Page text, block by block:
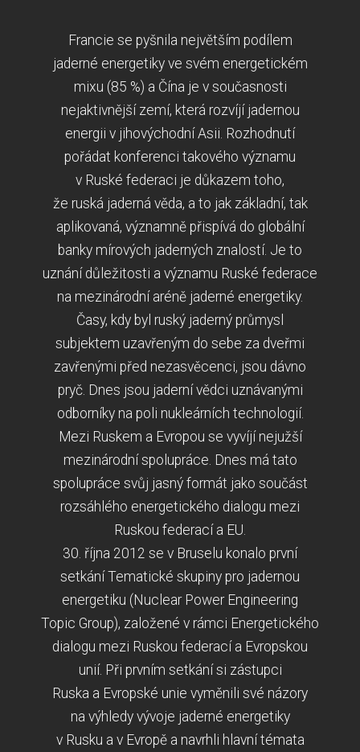
Francie se pyšnila největším podílem
jaderné energetiky ve svém energetickém
mixu (85 %) a Čína je v současnosti
nejaktivnější zemí, která rozvíjí jadernou
energii v jihovýchodní Asii. Rozhodnutí
pořádat konferenci takového významu
v Ruské federaci je důkazem toho,
že ruská jaderná věda, a to jak základní, tak
aplikovaná, významně přispívá do globální
banky mírových jaderných znalostí. Je to
uznání důležitosti a významu Ruské federace
na mezinárodní aréně jaderné energetiky.
Časy, kdy byl ruský jaderný průmysl
subjektem uzavřeným do sebe za dveřmi
zavřenými před nezasvěcenci, jsou dávno
pryč. Dnes jsou jaderní vědci uznávanými
odborníky na poli nukleárních technologií.
Mezi Ruskem a Evropou se vyvíjí nejužší
mezinárodní spolupráce. Dnes má tato
spolupráce svůj jasný formát jako součást
rozsáhlého energetického dialogu mezi
Ruskou federací a EU.
30. října 2012 se v Bruselu konalo první
setkání Tematické skupiny pro jadernou
energetiku (Nuclear Power Engineering
Topic Group), založené v rámci Energetického
dialogu mezi Ruskou federací a Evropskou
unií. Při prvním setkání si zástupci
Ruska a Evropské unie vyměnili své názory
na výhledy vývoje jaderné energetiky
v Rusku a v Evropě a navrhli hlavní témata